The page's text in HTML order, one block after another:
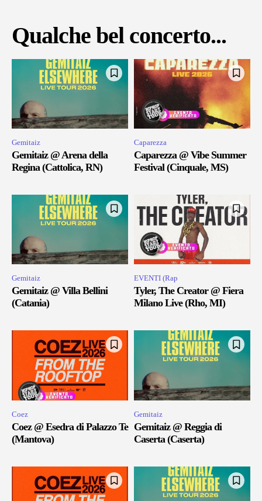
Qualche bel concerto...
Gemitaiz
Gemitaiz @ Arena della
Regina (Cattolica, RN)
Caparezza
Caparezza @ Vibe Summer
Festival (Cinquale, MS)
Gemitaiz
Gemitaiz @ Villa Bellini
(Catania)
EVENTI (Rap
Tyler, The Creator @ Fiera
Milano Live (Rho, MI)
Coez
Coez @ Esedra di Palazzo Te
(Mantova)
Gemitaiz
Gemitaiz @ Reggia di
Caserta (Caserta)